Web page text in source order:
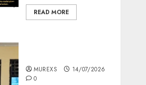
READ MORE
MUREXS
14/07/2026
0